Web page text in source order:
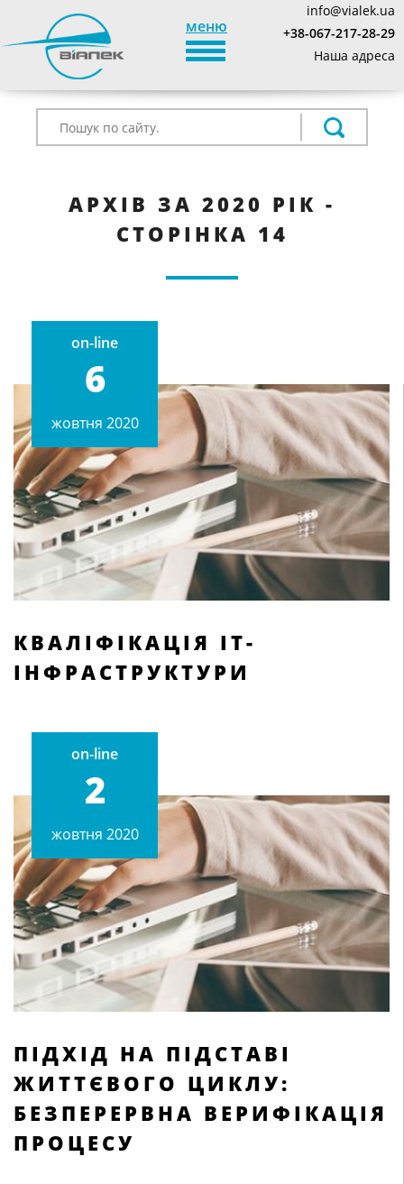
меню
TOGGLE_NAVIGATION
info@vialek.ua
+38-067-217-28-29
Наша адреса
АРХІВ ЗА 2020 РІК -
СТОРІНКА 14
on-line
6
жовтня 2020
КВАЛІФІКАЦІЯ ІТ-
ІНФРАСТРУКТУРИ
on-line
2
жовтня 2020
ПІДХІД НА ПІДСТАВІ
ЖИТТЄВОГО ЦИКЛУ:
БЕЗПЕРЕРВНА ВЕРИФІКАЦІЯ
ПРОЦЕСУ